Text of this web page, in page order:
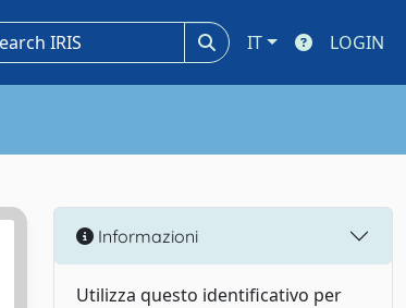
IT LOGIN
Informazioni
Utilizza questo identificativo per